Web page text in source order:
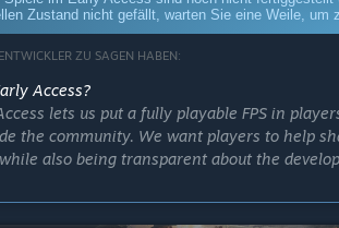
Zustand nicht gefällt, warten Sie eine Weile,
ZU SAGEN HABEN:
Access?
lets us put a fully playable FPS in
the community. We want players to help
also being transparent about the
will be able to engage with developers via